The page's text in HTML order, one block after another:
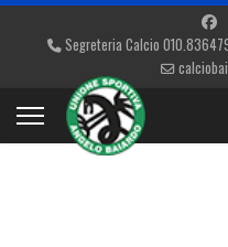
Segreteria Calcio